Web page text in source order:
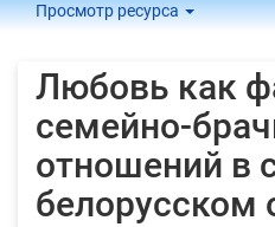
Просмотр ресурса
Любовь как
семейно-
отношений в
белорусском